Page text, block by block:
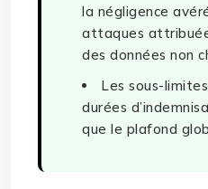
la négligence
attaques
des données non
Les sous-
durées
que le plafond